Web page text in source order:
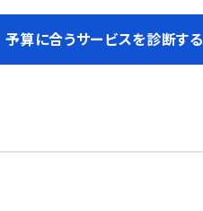
予算に合うサービスを診断する